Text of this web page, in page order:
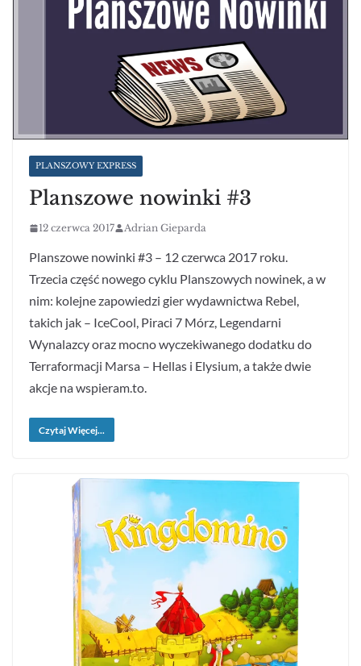
PLANSZOWY EXPRESS
Planszowe nowinki #3
12 czerwca 2017 Adrian Gieparda
Planszowe nowinki #3 – 12 czerwca 2017 roku.
Trzecia część nowego cyklu Planszowych nowinek, a w
nim: kolejne zapowiedzi gier wydawnictwa Rebel,
takich jak – IceCool, Piraci 7 Mórz, Legendarni
Wynalazcy oraz mocno wyczekiwanego dodatku do
Terraformacji Marsa – Hellas i Elysium, a także dwie
akcje na wspieram.to.
Czytaj Więcej...